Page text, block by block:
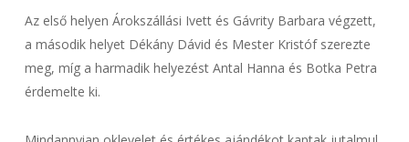
Az első helyen Árokszállási Ivett és Gávrity Barbara végzett,
a második helyet Dékány Dávid és Mester Kristóf szerezte
meg, míg a harmadik helyezést Antal Hanna és Botka Petra
érdemelte ki.